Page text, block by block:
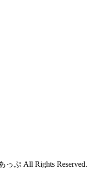
っぷ All Rights Reserved.